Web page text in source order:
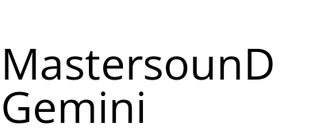
MastersounD
Gemini